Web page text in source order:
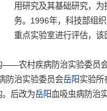
用研究及其基础研究，
务。1996年，科技部组
重点实验室进行评估，
农村疾病防治实验委员
治实验委员会岳阳实验所
。后改为岳阳 血吸虫病防治